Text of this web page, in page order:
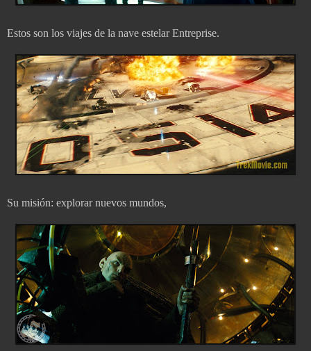
Estos son los viajes de la nave estelar Entreprise.
Su misión: explorar nuevos mundos,